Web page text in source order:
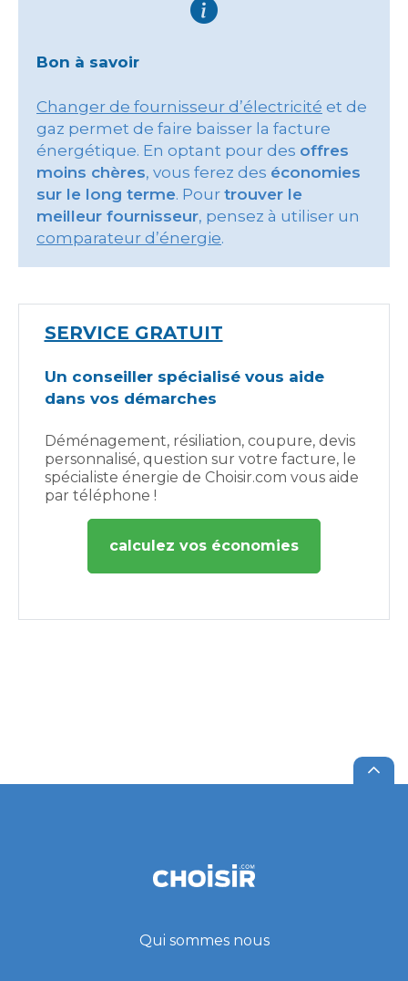
Bon à savoir
Changer de fournisseur d’électricité et de
gaz permet de faire baisser la facture
énergétique. En optant pour des offres
moins chères, vous ferez des économies
sur le long terme. Pour trouver le
meilleur fournisseur, pensez à utiliser un
comparateur d’énergie.
SERVICE GRATUIT
Un conseiller spécialisé vous aide
dans vos démarches
Déménagement, résiliation, coupure, devis
personnalisé, question sur votre facture, le
spécialiste énergie de Choisir.com vous aide
par téléphone !
calculez vos économies
Qui sommes nous